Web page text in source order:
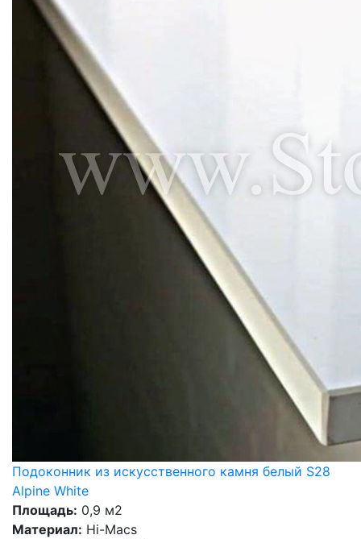
Подоконник из искусственного камня белый S28
Alpine White
Площадь: 0,9 м2
Материал: Hi-Macs